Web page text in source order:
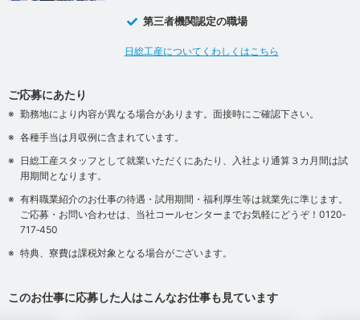
第三者機関認定の職場
日総工産についてくわしくはこちら
ご応募にあたり
勤務地により内容が異なる場合があります。面接時にご確認下さい。
各種手当は月収例に含まれています。
日総工産スタッフとして就業いただくにあたり、入社より通算３カ月間は試
用期間となります。
有料職業紹介のお仕事の待遇・試用期間・福利厚生等は就業先に準じます。
ご応募・お問い合わせは、当社コールセンターまでお気軽にどうぞ！0120‐
717‐450
特典、寮費は課税対象となる場合がございます。
このお仕事に応募した人はこんなお仕事も見ています